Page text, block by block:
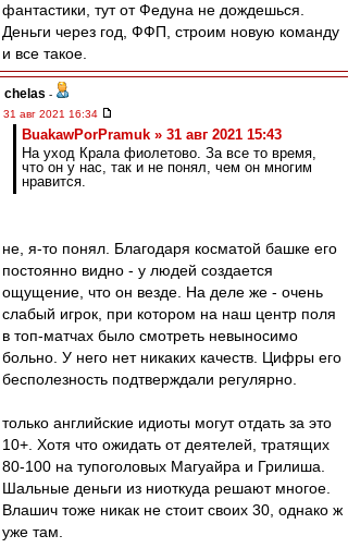
фантастики, тут от Федуна не дождешься.
Деньги через год, ФФП, строим новую команду
и все такое.
chelas -
31 авг 2021 16:34
BuakawPorPramuk » 31 авг 2021 15:43
На уход Крала фиолетово. За все то время,
что он у нас, так и не понял, чем он многим
нравится.
не, я-то понял. Благодаря косматой башке его
постоянно видно - у людей создается
ощущение, что он везде. На деле же - очень
слабый игрок, при котором на наш центр поля
в топ-матчах было смотреть невыносимо
больно. У него нет никаких качеств. Цифры его
бесполезность подтверждали регулярно.
только английские идиоты могут отдать за это
10+. Хотя что ожидать от деятелей, тратящих
80-100 на тупоголовых Магуайра и Грилиша.
Шальные деньги из ниоткуда решают многое.
Влашич тоже никак не стоит своих 30, однако ж
уже там.